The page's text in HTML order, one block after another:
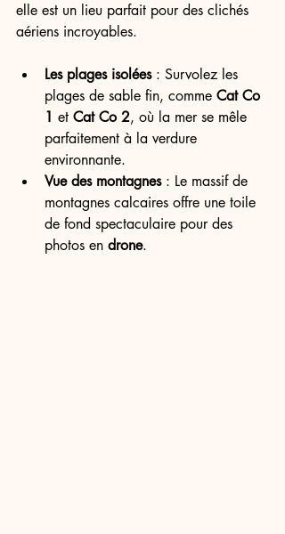
elle est un lieu parfait pour des clichés
aériens incroyables.
Les plages isolées : Survolez les
plages de sable fin, comme Cat Co
1 et Cat Co 2, où la mer se mêle
parfaitement à la verdure
environnante.
Vue des montagnes : Le massif de
montagnes calcaires offre une toile
de fond spectaculaire pour des
photos en drone.